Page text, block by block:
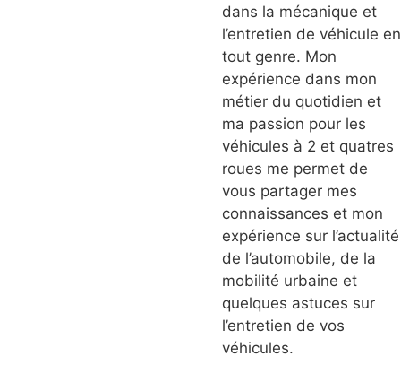
dans la mécanique et
l’entretien de véhicule en
tout genre. Mon
expérience dans mon
métier du quotidien et
ma passion pour les
véhicules à 2 et quatres
roues me permet de
vous partager mes
connaissances et mon
expérience sur l’actualité
de l’automobile, de la
mobilité urbaine et
quelques astuces sur
l’entretien de vos
véhicules.